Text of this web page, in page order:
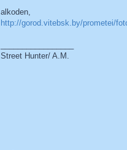
alkoden,
http://gorod.vitebsk.by/prometei/
Street Hunter/ A.М.